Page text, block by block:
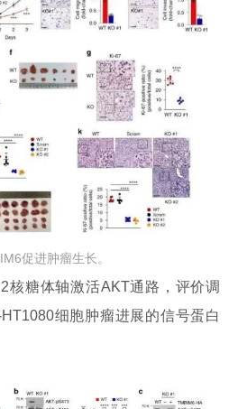
促进肿瘤生长。
糖体轴激活AKT通路，评价调
细胞肿瘤进展的信号蛋白